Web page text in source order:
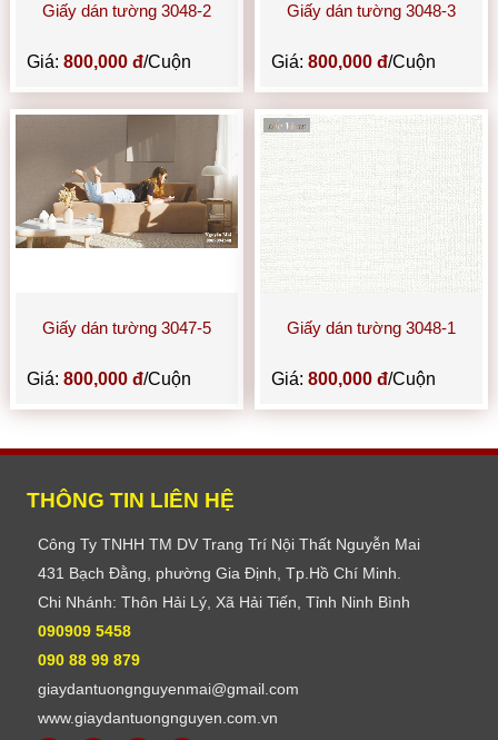
Giấy dán tường 3048-2
Giá:800,000 đ/Cuộn
Giấy dán tường 3048-3
Giá: 800,000 đ/Cuộn
Giấy dán tường 3047-5
Giá:800,000 đ/Cuộn
Giấy dán tường 3048-1
Giá: 800,000 đ/Cuộn
THÔNG TIN LIÊN HỆ
Công Ty TNHH TM DV Trang Trí Nội Thất Nguyễn Mai
431 Bạch Đằng, phường Gia Định, Tp.Hồ Chí Minh.
Chi Nhánh: Thôn Hải Lý, Xã Hải Tiến, Tỉnh Ninh Bình
090909 5458
090 88 99 879
giaydantuongnguyenmai@gmail.com
www.giaydantuongnguyen.com.vn